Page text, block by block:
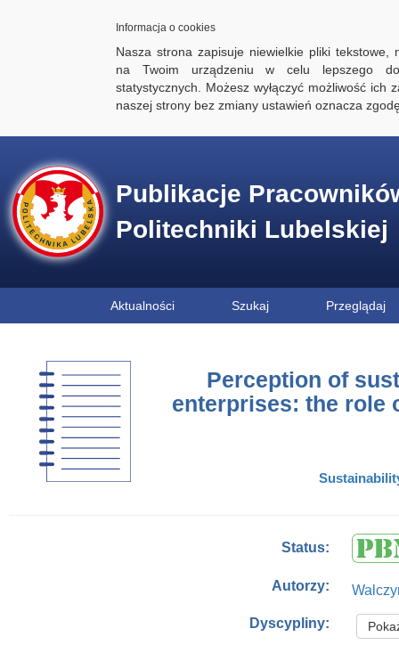
Informacja o cookies
Nasza strona zapisuje niewielkie pliki tekstowe,
na Twoim urządzeniu w celu lepszego
statystycznych. Możesz wyłączyć możliwość ich
naszej strony bez zmiany ustawień oznacza
Publikacje
Politechniki Lubelskiej
Aktualności Szukaj Przeglądaj
Perception of
enterprises: the role
Status:
Autorzy:
Dyscypliny: